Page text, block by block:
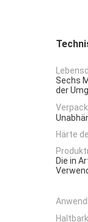
Sechs
der
Härte
Die in